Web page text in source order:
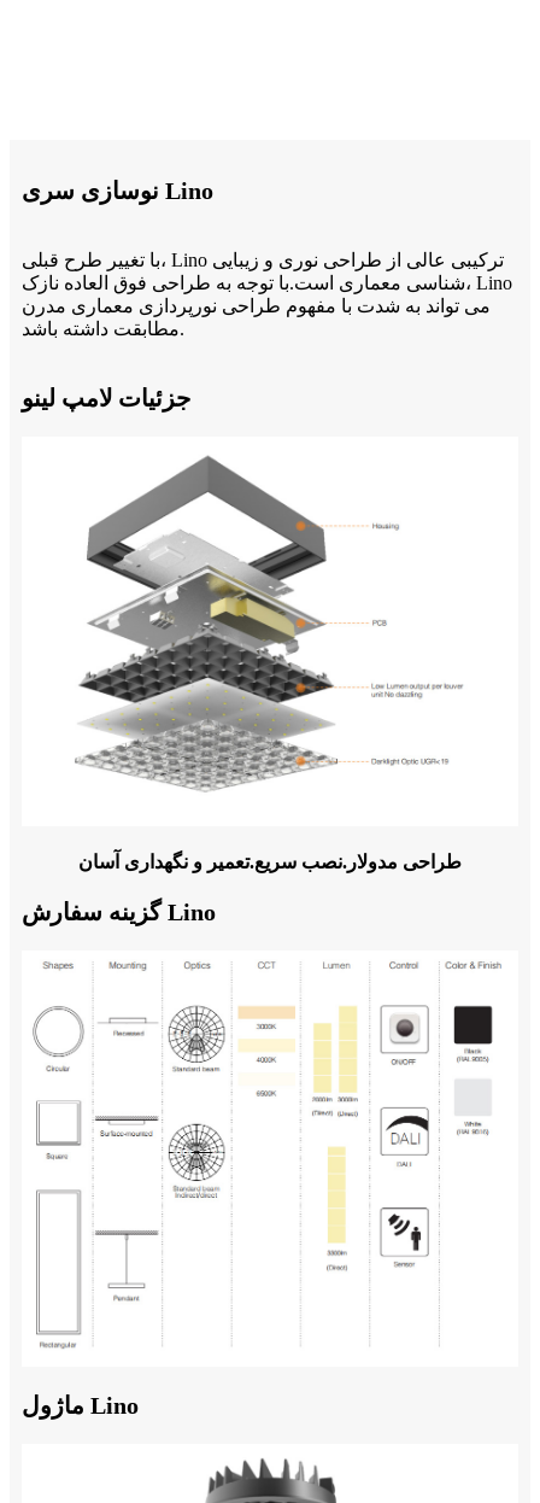
نوسازی سری Lino
با تغییر طرح قبلی، Lino ترکیبی عالی از طراحی نوری و زیبایی
شناسی معماری است.با توجه به طراحی فوق العاده نازک، Lino
می تواند به شدت با مفهوم طراحی نورپردازی معماری مدرن
مطابقت داشته باشد.
جزئیات لامپ لینو
طراحی مدولار.نصب سریع.تعمیر و نگهداری آسان
گزینه سفارش Lino
ماژول Lino